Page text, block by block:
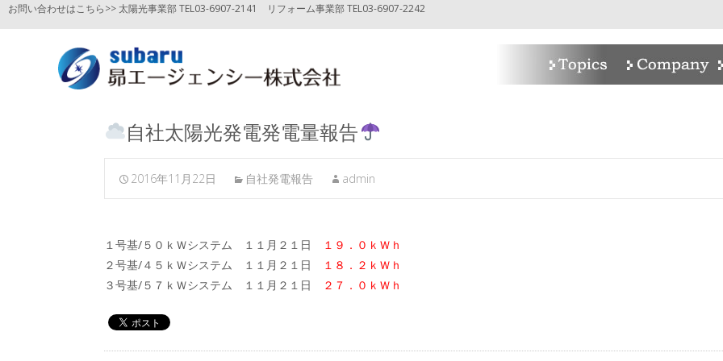
お問い合わせはこちら>> 太陽光事業部 TEL03-6907-2141 リフォーム事業部 TEL03-6907-2242
自社太陽光発電発電量報告
2016年11月22日 自社発電報告 admin
１号基/５０ｋＷシステム １１月２１日
１９．０ｋＷｈ
２号基/４５ｋＷシステム １１月２１日
１８．２ｋＷｈ
３号基/５７ｋＷシステム １１月２１日
２７．０ｋＷｈ